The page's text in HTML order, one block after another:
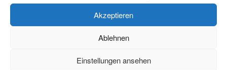
Akzeptieren
Ablehnen
Einstellungen ansehen
https://aachen.digital/
Weiterlesen